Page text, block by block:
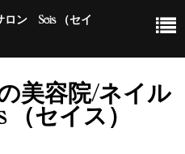
ロン Seis （セイ
美容院/ネイル
セイス）